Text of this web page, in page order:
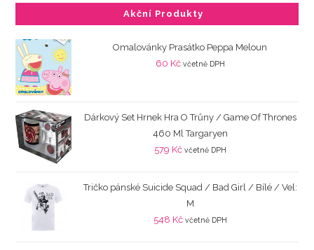
Akční Produkty
Omalovánky Prasátko Peppa Meloun
60 Kč včetně DPH
Dárkový Set Hrnek Hra O Trůny / Game Of Thrones
460 Ml Targaryen
579 Kč včetně DPH
Tričko pánské Suicide Squad / Bad Girl / Bílé / Vel:
M
548 Kč včetně DPH